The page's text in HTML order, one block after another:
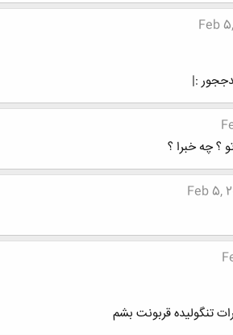
Feb
:|‌
؟ چه خبرا ؟
Feb 5,
تنگولیده قربونت بشم